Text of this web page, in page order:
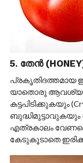
5. തേൻ
പ്രകൃതിദത്തമായ
യാതൊരു
കട്ടപിടിക്കുകയും
എത്രകാലം
കേടുകൂടാതെ